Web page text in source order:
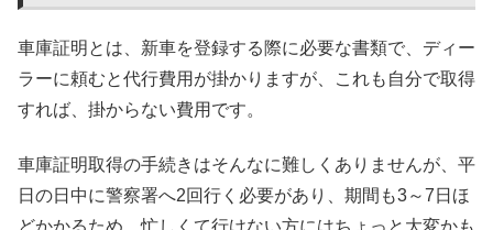
車庫証明とは、新車を登録する際に必要な書類で、ディー
ラーに頼むと代行費用が掛かりますが、これも自分で取得
すれば、掛からない費用です。
車庫証明取得の手続きはそんなに難しくありませんが、平
日の日中に警察署へ2回行く必要があり、期間も3～7日ほ
どかかるため、忙しくて行けない方にはちょっと大変かも